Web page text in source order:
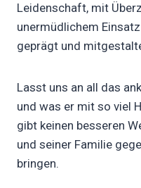
Leidenschaft, mit
unermüdlichem
geprägt und
Lasst uns an all das
und was er mit so viel
gibt keinen besseren
und seiner Familie
bringen.